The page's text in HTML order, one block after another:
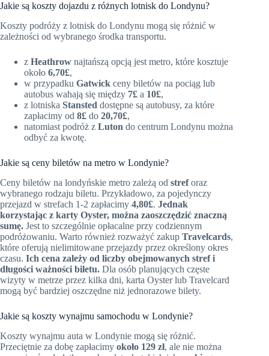
Jakie są koszty dojazdu z różnych lotnisk do Londynu?
Koszty podróży z lotnisk do Londynu mogą się różnić w
zależności od wybranego środka transportu.
z Heathrow najtańszą opcją jest metro, które kosztuje
około 6,70£,
w przypadku Gatwick ceny biletów na pociąg lub
autobus wahają się między 7£ a 10£,
z lotniska Stansted dostępne są autobusy, za które
zapłacimy od 8£ do 20,70£,
natomiast podróż z Luton do centrum Londynu można
odbyć za kwotę.
Jakie są ceny biletów na metro w Londynie?
Ceny biletów na londyńskie metro zależą od streforaz
wybranego rodzaju biletu. Przykładowo, za pojedynczy
przejazd w strefach 1-2 zapłacimy 4,80£. Jednak
korzystając z karty Oyster, można zaoszczędzić znaczną
sumę. Jest to szczególnie opłacalne przy codziennym
podróżowaniu. Warto również rozważyć zakup Travelcards,
które oferują nielimitowane przejazdy przez określony okres
czasu. Ich cena zależy od liczby obejmowanych stref i
długości ważności biletu. Dla osób planujących częste
wizyty w metrze przez kilka dni, karta Oyster lub Travelcard
mogą być bardziej oszczędne niż jednorazowe bilety.
Jakie są koszty wynajmu samochodu w Londynie?
Koszty wynajmu auta w Londynie mogą się różnić.
Przeciętnie za dobę zapłacimy około 129 zł, ale nie można